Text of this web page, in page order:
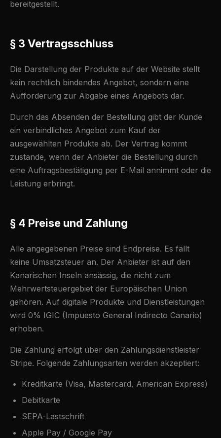
bereitgestellt.
§ 3 Vertragsschluss
Die Darstellung der Produkte auf der Website stellt
kein rechtlich bindendes Angebot, sondern eine
Aufforderung zur Abgabe eines Angebots dar.
Durch das Absenden der Bestellung gibt der Kunde
ein verbindliches Angebot zum Kauf der
ausgewählten Produkte ab. Der Vertrag kommt
zustande, wenn der Anbieter die Bestellung durch
eine Auftragsbestätigung per E-Mail annimmt oder die
Leistung erbringt.
§ 4 Preise und Zahlung
Alle angegebenen Preise sind Endpreise. Es fällt
keine Umsatzsteuer an. Der Anbieter ist auf den
Kanarischen Inseln ansässig, die nicht zum
Mehrwertsteuergebiet der Europäischen Union
gehören. Auf digitale Produkte und Dienstleistungen
wird 0% IGIC (Impuesto General Indirecto Canario)
erhoben.
Die Zahlung erfolgt über den Zahlungsdienstleister
Stripe. Folgende Zahlungsarten werden akzeptiert:
Kreditkarte (Visa, Mastercard, American Express)
Debitkarte
SEPA-Lastschrift
Apple Pay / Google Pay